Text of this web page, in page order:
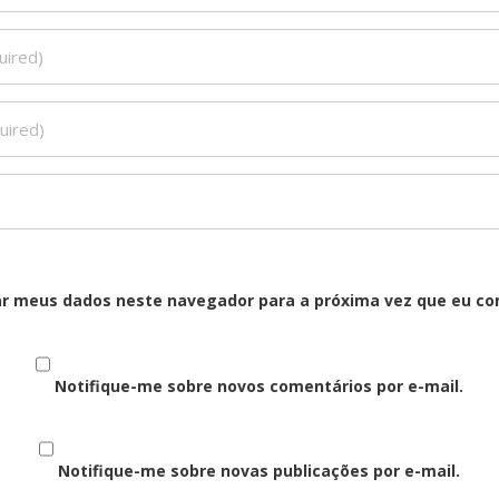
meus dados neste navegador para a próxima vez que eu
Notifique-me sobre novos comentários por e-mail.
Notifique-me sobre novas publicações por e-mail.